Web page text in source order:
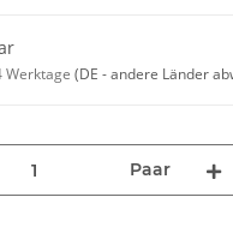
Werktage (DE - andere Länder
Paar